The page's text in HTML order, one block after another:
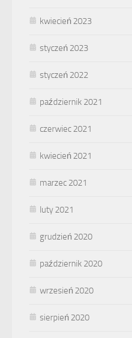
kwiecień 2023
styczeń 2023
styczeń 2022
październik 2021
czerwiec 2021
kwiecień 2021
marzec 2021
luty 2021
grudzień 2020
październik 2020
wrzesień 2020
sierpień 2020